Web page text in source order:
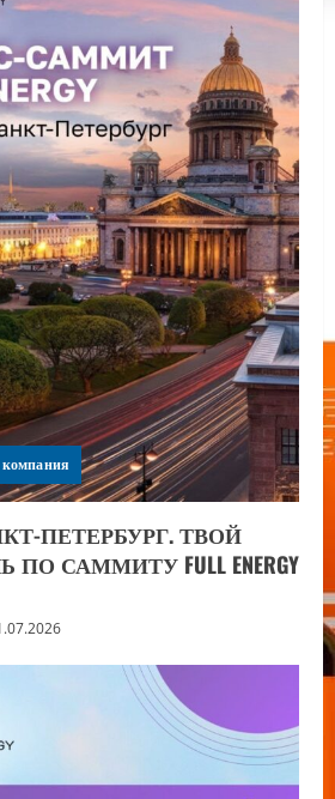
ПЕТЕРБУРГ. ТВОЙ
САММИТУ FULL ENERGY